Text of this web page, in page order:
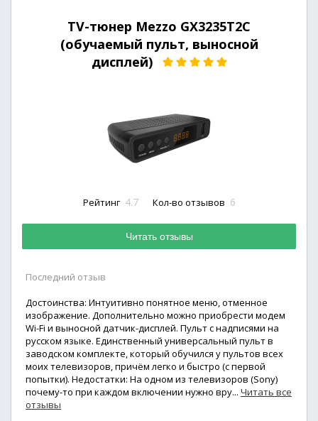
TV-тюнер Mezzo GX3235T2C
(обучаемый пульт, выносной
дисплей)
Рейтинг 4.7 Кол-во отзывов 6
Читать отзывы
Последний отзыв
Достоинства: Интуитивно понятное меню, отменное
изображение. Дополнительно можно приобрести модем
Wi-Fi и выносной датчик-дисплей. Пульт с надписями на
русском языке. Единственный универсальный пульт в
заводском комплекте, который обучился у пультов всех
моих телевизоров, причём легко и быстро (с первой
попытки). Недостатки: На одном из телевизоров (Sony)
почему-то при каждом включении нужно вру... Читать все
отзывы